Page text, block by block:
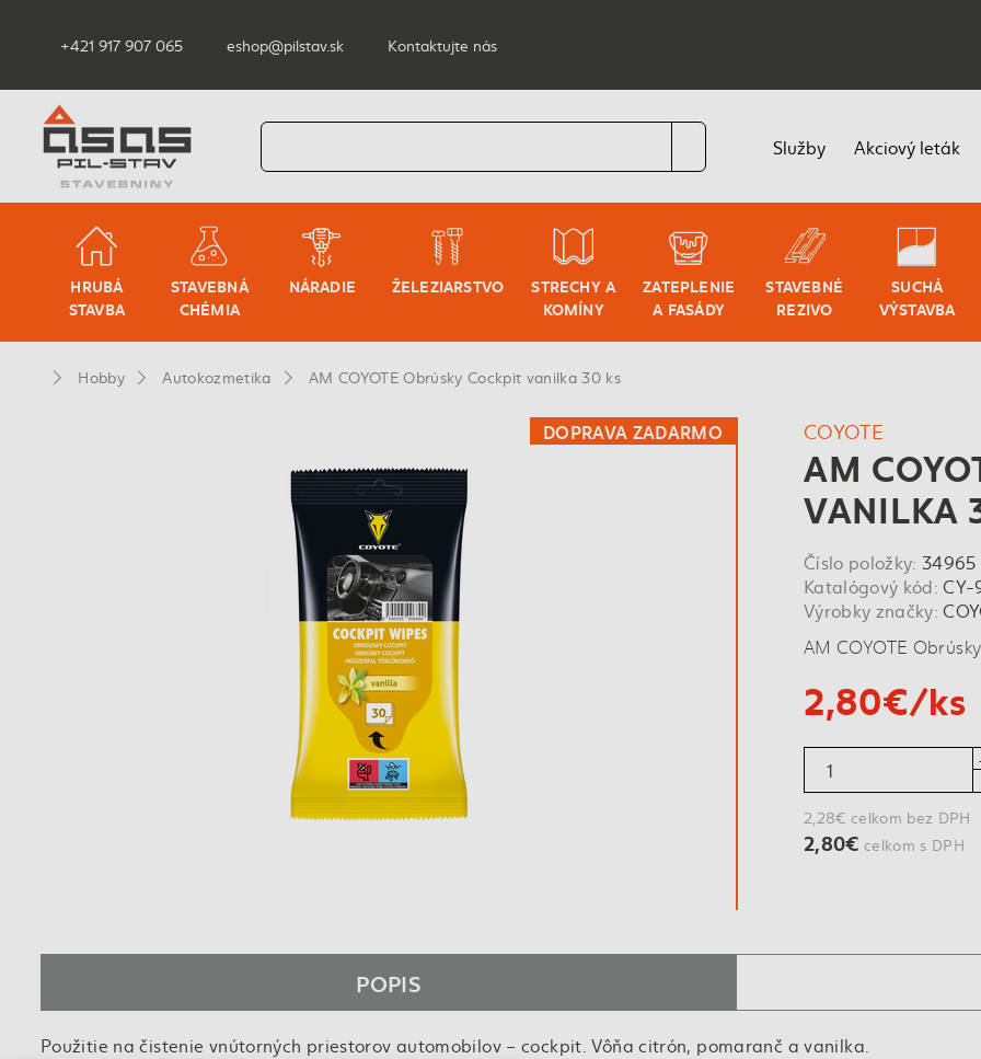
+421 917 907 065 eshop@pilstav.sk Kontaktujte nás
Služby Akciový leták
HRUBÁ
STAVBA
STAVEBNÁ
CHÉMIA
NÁRADIE ŽELEZIARSTVO
STRECHY A
KOMÍNY
ZATEPLENIE
A FASÁDY
STAVEBNÉ
REZIVO
SUCHÁ
VÝSTAVBA
Hobby Autokozmetika AM COYOTE Obrúsky Cockpit vanilka 30 ks
DOPRAVA ZADARMO COYOTE
AM
VANILKA
Číslo položky: 34965
Katalógový kód:CY-
Výrobky značky:
AM COYOTE
2,80€/ks
2,28€ celkom bez DPH
2,80€ celkom s DPH
POPIS
Použitie na čistenie vnútorných priestorov automobilov – cockpit. Vôňa citrón, pomaranč a vanilka.